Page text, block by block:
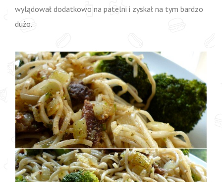
wylądował dodatkowo na patelni i zyskał na tym bardzo
dużo.